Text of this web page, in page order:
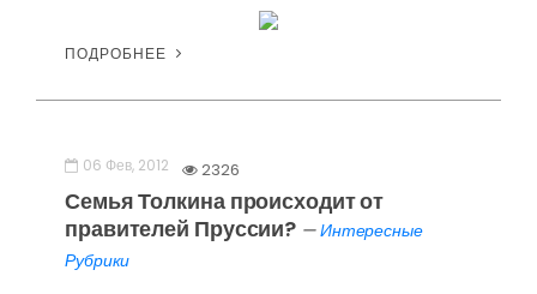
ПОДРОБНЕЕ
06 Фев, 2012 2326
Семья Толкина происходит от
правителей Пруссии? —Интересные
Рубрики